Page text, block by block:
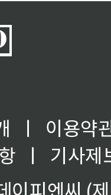
ㅣ
이용약
ㅣ
기사제